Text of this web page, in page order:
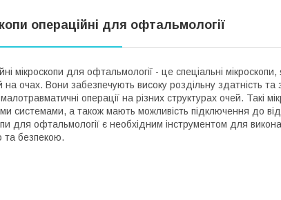
операційні для офтальмології
мікроскопи для офтальмології - це спеціальні мікроскопи,
на очах. Вони забезпечують високу роздільну здатність
малотравматичні операції на різних структурах очей. Такі
системами, а також мають можливість підключення до
для офтальмології є необхідним інструментом для
та безпекою.